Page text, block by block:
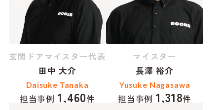
玄関ドアマイスター代表
田中 大介
Daisuke Tanaka
担当事例 1,460件
マイスター
長澤 裕介
Yusuke Nagasawa
担当事例 1,318件